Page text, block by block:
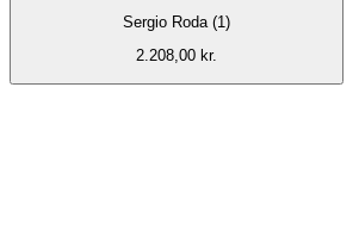
Sergio Roda (1)
2.208,00 kr.